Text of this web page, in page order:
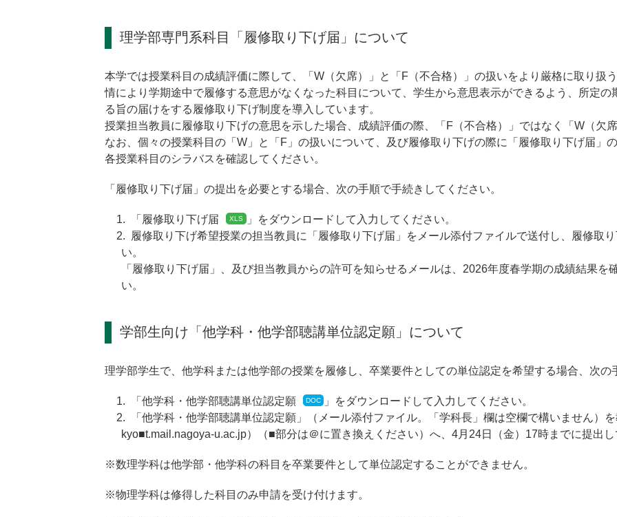
理学部専門系科目「履修取り下げ届」について
本学では授業科目の成績評価に際して、「W（欠席）」と「F（不合格）」の扱いをより厳格に取り扱
情により学期途中で履修する意思がなくなった科目について、学生から意思表示ができるよう、所定
る旨の届けをする履修取り下げ制度を導入しています。
授業担当教員に履修取り下げの意思を示した場合、成績評価の際、「F（不合格）」ではなく「W（欠
なお、個々の授業科目の「W」と「F」の扱いについて、及び履修取り下げの際に「履修取り下げ届」
各授業科目のシラバスを確認してください。
「履修取り下げ届」の提出を必要とする場合、次の手順で手続きしてください。
「 履修取り下げ届
」をダウンロードして入力してください。
履修取り下げ希望授業の担当教員に「履修取り下げ届」をメール添付ファイルで送付し、履修取
い。
「履修取り下げ届」、及び担当教員からの許可を知らせるメールは、2026年度春学期の成績結果を
い。
学部生向け「他学科・他学部聴講単位認定願」について
理学部学生で、他学科または他学部の授業を履修し、卒業要件としての単位認定を希望する場合、次の
「 他学科・他学部聴講単位認定願
」をダウンロードして入力してください。
「他学科・他学部聴講単位認定願」（メール添付ファイル。「学科長」欄は空欄で構いません）
kyo■t.mail.nagoya-u.ac.jp）（■部分は＠に置き換えください）へ、4月24日（金）17時までに提出
※数理学科は他学部・他学科の科目を卒業要件として単位認定することができません。
※物理学科は修得した科目のみ申請を受け付けます。